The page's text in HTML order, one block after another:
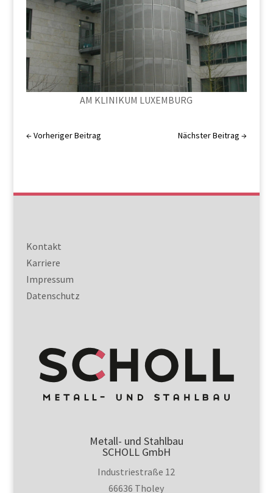
AM KLINIKUM LUXEMBURG
←Vorheriger Beitrag Nächster Beitrag →
Kontakt
Karriere
Impressum
Datenschutz
Metall- und Stahlbau
SCHOLL GmbH
Industriestraße 12
66636 Tholey